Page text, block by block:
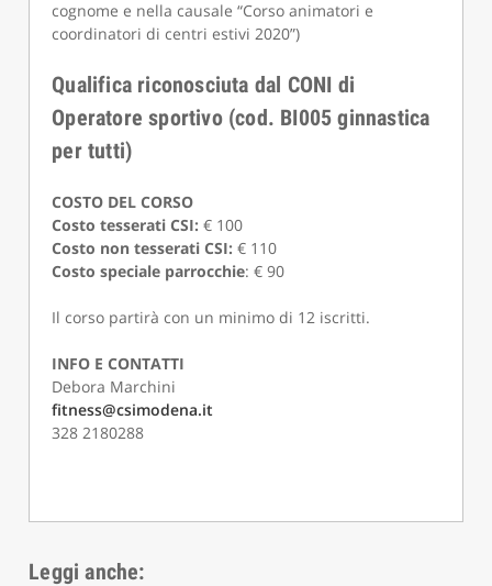
cognome e nella causale “Corso animatori e
coordinatori di centri estivi 2020”)
Qualifica riconosciuta dal CONI di
Operatore sportivo (cod. BI005 ginnastica
per tutti)
COSTO DEL CORSO
Costo tesserati CSI: € 100
Costo non tesserati CSI: € 110
Costo speciale parrocchie: € 90
Il corso partirà con un minimo di 12 iscritti.
INFO E CONTATTI
Debora Marchini
fitness@csimodena.it
328 2180288
Leggi anche: